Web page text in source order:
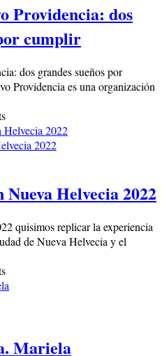
Providencia: dos
cumplir
dos grandes sueños por
Providencia es una organización
2022
Nueva Helvecia 2022
quisimos replicar la experiencia
de Nueva Helvecia y el
Mariela